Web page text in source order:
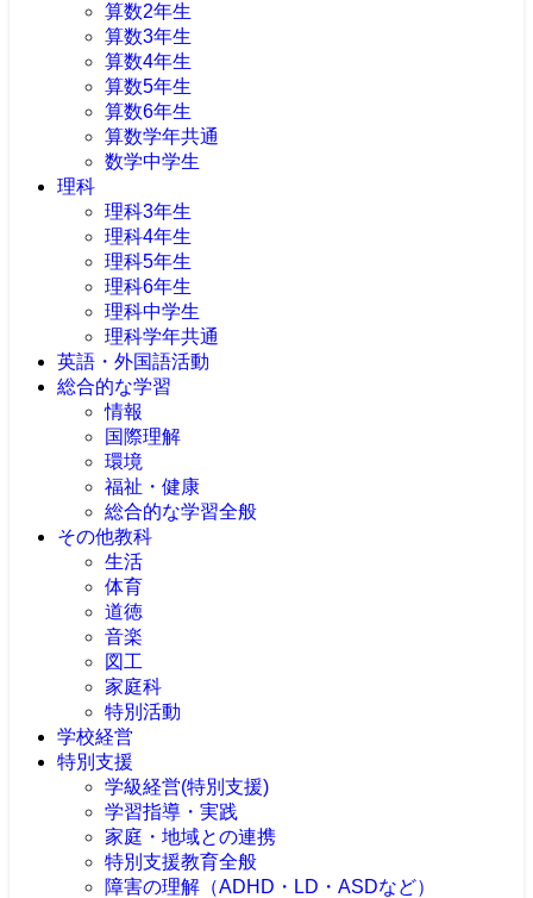
算数2年生
算数3年生
算数4年生
算数5年生
算数6年生
算数学年共通
数学中学生
理科
理科3年生
理科4年生
理科5年生
理科6年生
理科中学生
理科学年共通
英語・外国語活動
総合的な学習
情報
国際理解
環境
福祉・健康
総合的な学習全般
その他教科
生活
体育
道徳
音楽
図工
家庭科
特別活動
学校経営
特別支援
学級経営(特別支援)
学習指導・実践
家庭・地域との連携
特別支援教育全般
障害の理解（ADHD・LD・ASDなど）